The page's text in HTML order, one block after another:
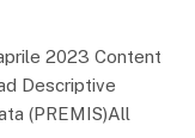
2023 Content
Descriptive
(PREMIS)All